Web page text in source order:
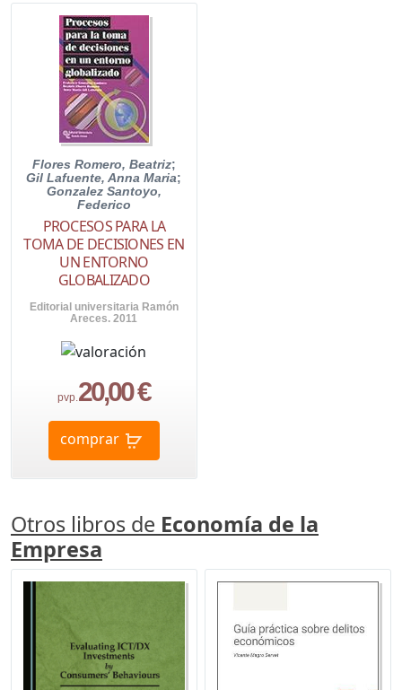
Flores Romero, Beatriz;
Gil Lafuente, Anna Maria;
Gonzalez Santoyo,
Federico
PROCESOS PARA LA
TOMA DE DECISIONES EN
UN ENTORNO
GLOBALIZADO
Editorial universitaria Ramón
Areces. 2011
pvp. 20,00 €
comprar
Otros libros de Economía de la
Empresa